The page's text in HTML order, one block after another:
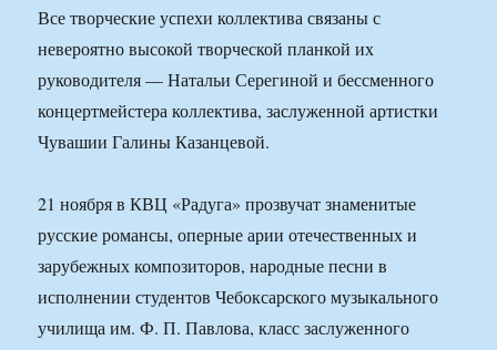
Все творческие успехи коллектива связаны с
невероятно высокой творческой планкой их
руководителя — Натальи Серегиной и бессменного
концертмейстера коллектива, заслуженной артистки
Чувашии Галины Казанцевой.
21 ноября в КВЦ «Радуга» прозвучат знаменитые
русские романсы, оперные арии отечественных и
зарубежных композиторов, народные песни в
исполнении студентов Чебоксарского музыкального
училища им. Ф. П. Павлова, класс заслуженного